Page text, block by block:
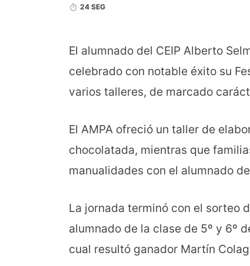
24 SEG
El alumnado del CEIP Alberto
celebrado con notable éxito su
varios talleres, de marcado
El AMPA ofreció un taller de
chocolatada, mientras que
manualidades con el alumnado
La jornada terminó con el sorteo
alumnado de la clase de 5º y 6º
cual resultó ganador Martín